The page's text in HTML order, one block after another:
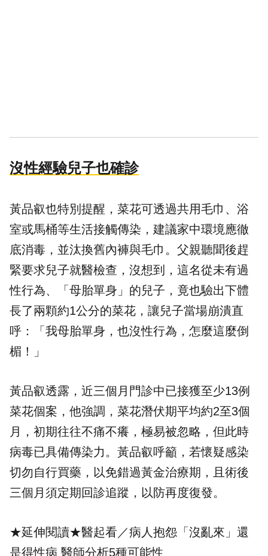
沒性經驗兒子也確診
黃品叡也特別提醒，菜花可透過共用毛巾、浴
室或馬桶等生活接觸傳染，建議家中環境應徹
底消毒，並汰換舊內褲與毛巾。父親聽聞後趕
緊要求兒子就醫檢查，沒想到，這名從未有過
性行為、「母胎單身」的兒子，竟也驗出下體
長了兩顆約1公分的菜花，讓兒子當場崩潰直
呼：「我母胎單身，也沒性行為，怎麼這麼倒
楣！」
黃品叡透露，近三個月門診中已接獲至少13例
菜花個案，他強調，菜花潛伏期平均約2至3個
月，初期往往不痛不癢，極易被忽略，但此時
病毒已具備傳染力。黃品叡呼籲，若懷疑感染
切勿自行買藥，以免錯過黃金治療期，且術後
三個月須定期回診追蹤，以防再度復發。
★延伸閱讀★醫起看／病人抱怨「沒亂來」還
是得性病 醫師分析5種可能性